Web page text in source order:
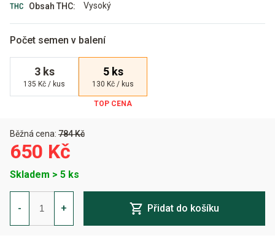
Obsah THC:
Vysoký
Počet semen v balení
3 ks
135 Kč / kus
5 ks
130 Kč / kus
Běžná cena: 784 Kč
650 Kč
Skladem > 5 ks
-
Green-
Matic
Auto
+ Přidat do košíku